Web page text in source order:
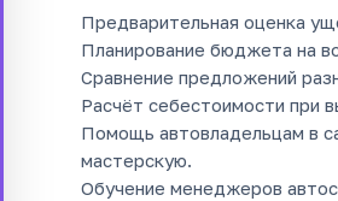
Предварительная оценка
Планирование бюджета на
Сравнение предложений
Расчёт себестоимости при
Помощь автовладельцам в
мастерскую.
Обучение менеджеров